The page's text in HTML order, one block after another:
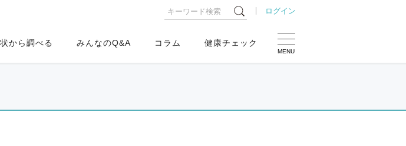
ログイン
MENU
から調べる みんなのQ&A コラム 健康チェック